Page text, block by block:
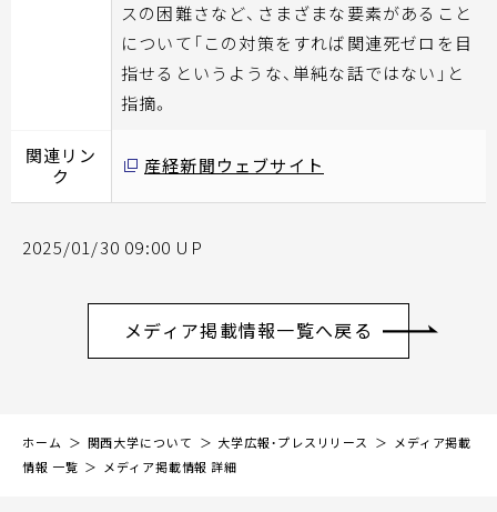
スの困難さなど、さまざまな要素があること
について「この対策をすれば関連死ゼロを目
指せるというような、単純な話ではない」と
指摘。
関連リン
ク
産経新聞ウェブサイト
2025/01/30 09:00 UP
メディア掲載情報一覧へ戻る
ホーム 関西大学について 大学広報・プレスリリース
メディア掲載
情報 一覧
メディア掲載情報 詳細